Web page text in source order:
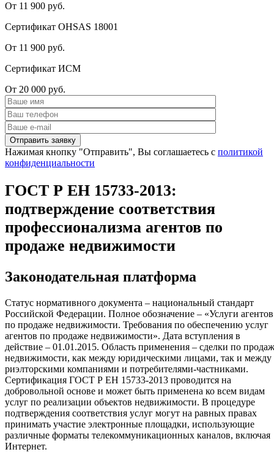
От 11 900 руб.
Сертификат OHSAS 18001
От 11 900 руб.
Сертификат ИСМ
От 20 000 руб.
Нажимая кнопку "Отправить", Вы соглашаетесь с политикой
конфиденциальности
ГОСТ Р ЕН 15733-2013:
подтверждение соответствия
профессионализма агентов по
продаже недвижимости
Законодательная платформа
Статус нормативного документа – национальный стандарт
Российской Федерации. Полное обозначение – «Услуги агентов
по продаже недвижимости. Требования по обеспечению услуг
агентов по продаже недвижимости». Дата вступления в
действие – 01.01.2015. Область применения – сделки по
недвижимости, как между юридическими лицами, так и между
риэлторскими компаниями и потребителями-частниками.
Сертификация ГОСТ Р ЕН 15733-2013 проводится на
добровольной основе и может быть применена ко всем видам
услуг по реализации объектов недвижимости. В процедуре
подтверждения соответствия услуг могут на равных правах
принимать участие электронные площадки, использующие
различные форматы телекоммуникационных каналов, включая
Интернет.